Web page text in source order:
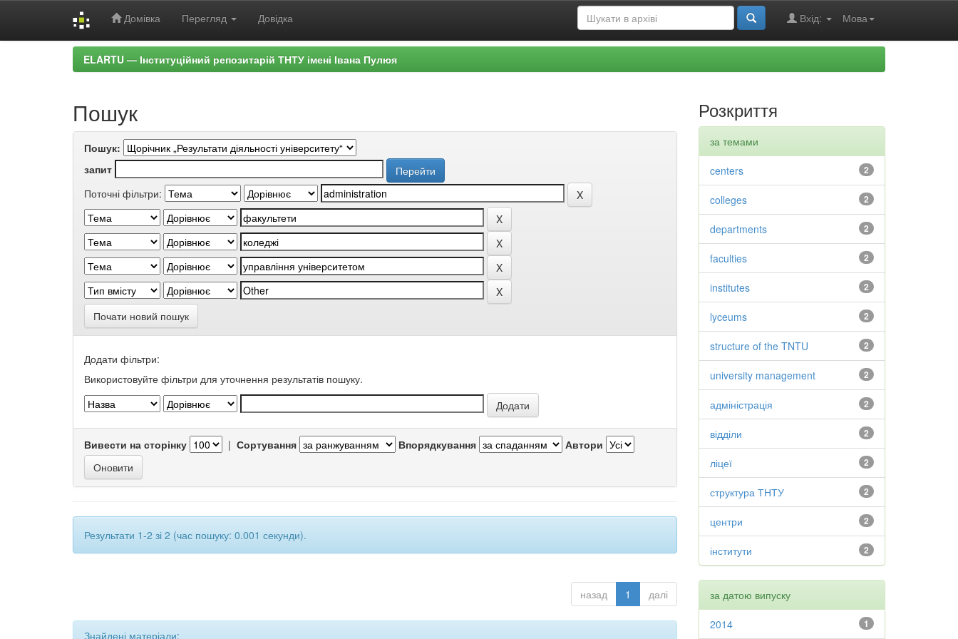
Домівка Перегляд Довідка Мова
Вхід:
ELARTU — Інституційний репозитарій ТНТУ імені Івана Пулюя
Пошук
Пошук:
запит
Поточні фільтри:
Почати новий пошук
Додати фільтри:
Використовуйте фільтри для уточнення результатів пошуку.
Вивести на сторінку | Сортування Впорядкування Автори
Результати 1-2 зі 2 (час пошуку: 0.001 секунди).
назад 1 далі
Знайдені матеріали:
Розкриття
за темами
2
centers
2
colleges
2
departments
2
faculties
2
institutes
2
lyceums
2
structure of the TNTU
2
university management
2
адміністрація
2
відділи
2
ліцеї
2
структура ТНТУ
2
центри
2
інститути
за датою випуску
1
2014